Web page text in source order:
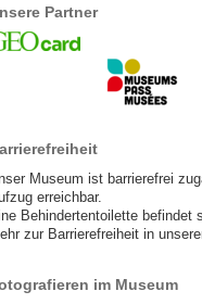
Partner
Museum ist barrierefrei
erreichbar.
Behindertentoilette befindet
zur Barrierefreiheit in
im Museum